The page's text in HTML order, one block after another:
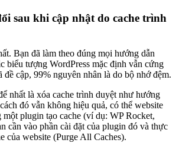
sau khi cập nhật do cache trình
Bạn đã làm theo đúng mọi hướng dẫn
biểu tượng WordPress mặc định vẫn cứng
đề cập, 99% nguyên nhân là do bộ nhớ đệm.
nhất là xóa cache trình duyệt như hướng
đó vẫn không hiệu quả, có thể website
một plugin tạo cache (ví dụ: WP Rocket,
cần vào phần cài đặt của plugin đó và thực
của website (Purge All Caches).